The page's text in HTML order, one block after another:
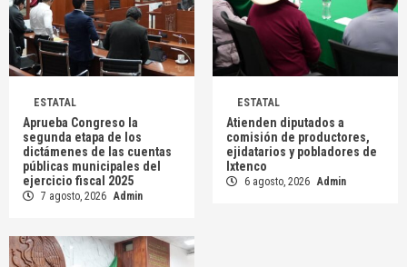
ESTATAL
Aprueba Congreso la
segunda etapa de los
dictámenes de las cuentas
públicas municipales del
ejercicio fiscal 2025
7 agosto, 2026 Admin
ESTATAL
Atienden diputados a
comisión de productores,
ejidatarios y pobladores de
Ixtenco
6 agosto, 2026 Admin